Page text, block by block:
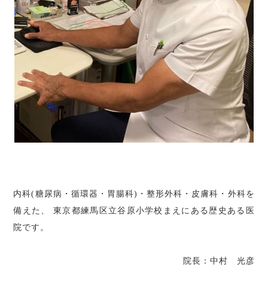
内科(糖尿病・循環器・胃腸科)・整形外科・皮膚科・外科を
備えた、 東京都練馬区立谷原小学校まえにある歴史ある医
院です。
院長：中村 光彦